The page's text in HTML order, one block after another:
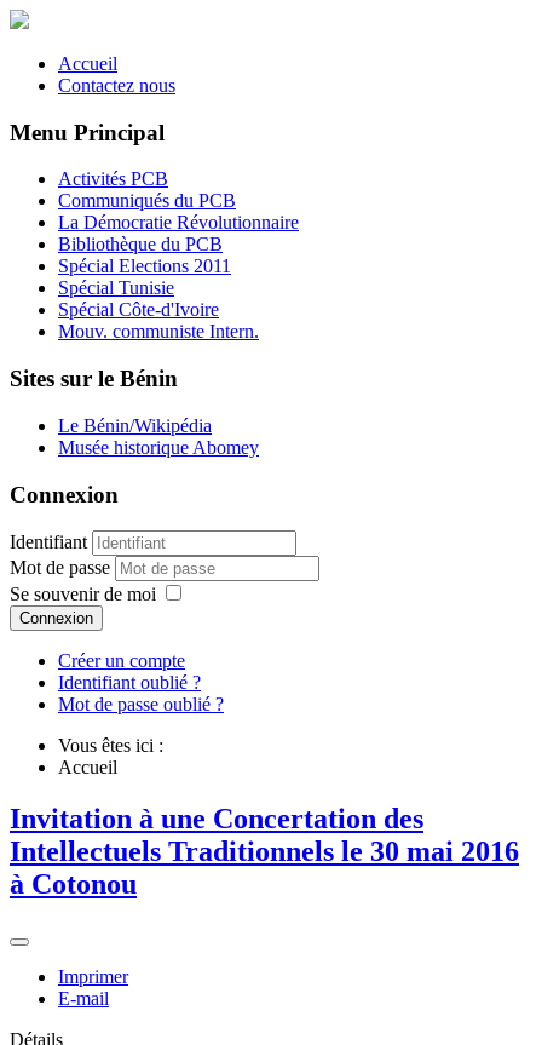
Accueil
Contactez nous
Menu Principal
Activités PCB
Communiqués du PCB
La Démocratie Révolutionnaire
Bibliothèque du PCB
Spécial Elections 2011
Spécial Tunisie
Spécial Côte-d'Ivoire
Mouv. communiste Intern.
Sites sur le Bénin
Le Bénin/Wikipédia
Musée historique Abomey
Connexion
Identifiant
Mot de passe
Se souvenir de moi
Connexion
Créer un compte
Identifiant oublié ?
Mot de passe oublié ?
Vous êtes ici :
Accueil
Invitation à une Concertation des
Intellectuels Traditionnels le 30 mai 2016
à Cotonou
Imprimer
E-mail
Détails